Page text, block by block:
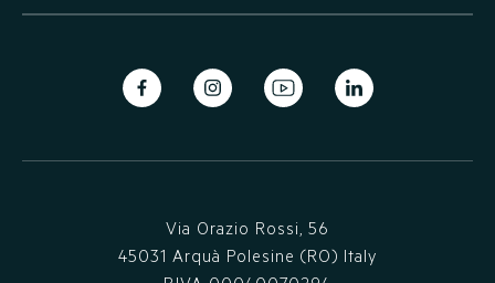
Via Orazio Rossi, 56
45031 Arquà Polesine (RO) Italy